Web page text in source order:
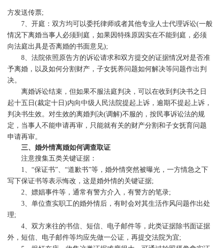
方发送传票;
7、开庭：双方均可以委托律师或者其他专业人士代理诉讼(一般
情况下离婚当事人必须到庭，如果因特殊原因实在不能到庭，必须
向法庭出具是否离婚的书面意见);
8、法院依照原告方的诉讼请求和双方提交的证据情况对是否准
予离婚，以及如何分割财产，子女抚养问题如何解决等问题作出判
决。
离婚诉讼结束，但如果不服法庭判决，可以在收到判决书之日
起十五日(裁定十日)内向中级人民法院提起上诉，逾期不提起上诉，
判决书生效。对生效的离婚判决(调解)不服的，按民事诉讼法的规
定，当事人不能申请再审，只能就有关的财产分割和子女抚育问题
申请再审。
三、婚外情离婚如何调查取证
注意搜集五类关键证据：
1、“保证书”、“道歉书”等，婚外情突然被曝光，一方情急之下
写下保证书等表示悔改，这是婚外情的关键证据;
2、嫖娼事件等，通常有警方介入，有警方的笔录;
3、单位查实职工的婚外情后，有时会对其生活作风问题作出处
理;
4、双方来往的书信、短信、电子邮件等，此类证据除书面证据
外，短信、电子邮件等均应先做一公证，再提交法院为宜;